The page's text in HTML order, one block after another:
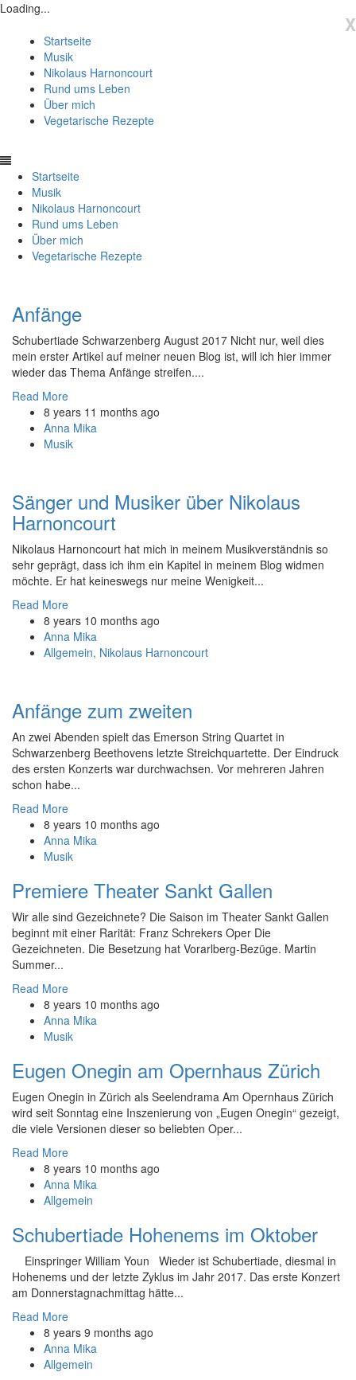
Loading...
X
Startseite
Musik
Nikolaus Harnoncourt
Rund ums Leben
Über mich
Vegetarische Rezepte
Startseite
Musik
Nikolaus Harnoncourt
Rund ums Leben
Über mich
Vegetarische Rezepte
Anfänge
Schubertiade Schwarzenberg August 2017 Nicht nur, weil dies
mein erster Artikel auf meiner neuen Blog ist, will ich hier immer
wieder das Thema Anfänge streifen....
Read More
8 years 11 months ago
Anna Mika
Musik
Sänger und Musiker über Nikolaus
Harnoncourt
Nikolaus Harnoncourt hat mich in meinem Musikverständnis so
sehr geprägt, dass ich ihm ein Kapitel in meinem Blog widmen
möchte. Er hat keineswegs nur meine Wenigkeit...
Read More
8 years 10 months ago
Anna Mika
Allgemein, Nikolaus Harnoncourt
Anfänge zum zweiten
An zwei Abenden spielt das Emerson String Quartet in
Schwarzenberg Beethovens letzte Streichquartette. Der Eindruck
des ersten Konzerts war durchwachsen. Vor mehreren Jahren
schon habe...
Read More
8 years 10 months ago
Anna Mika
Musik
Premiere Theater Sankt Gallen
Wir alle sind Gezeichnete? Die Saison im Theater Sankt Gallen
beginnt mit einer Rarität: Franz Schrekers Oper Die
Gezeichneten. Die Besetzung hat Vorarlberg-Bezüge. Martin
Summer...
Read More
8 years 10 months ago
Anna Mika
Musik
Eugen Onegin am Opernhaus Zürich
Eugen Onegin in Zürich als Seelendrama Am Opernhaus Zürich
wird seit Sonntag eine Inszenierung von „Eugen Onegin“ gezeigt,
die viele Versionen dieser so beliebten Oper...
Read More
8 years 10 months ago
Anna Mika
Allgemein
Schubertiade Hohenems im Oktober
Einspringer William Youn Wieder ist Schubertiade, diesmal in
Hohenems und der letzte Zyklus im Jahr 2017. Das erste Konzert
am Donnerstagnachmittag hätte...
Read More
8 years 9 months ago
Anna Mika
Allgemein